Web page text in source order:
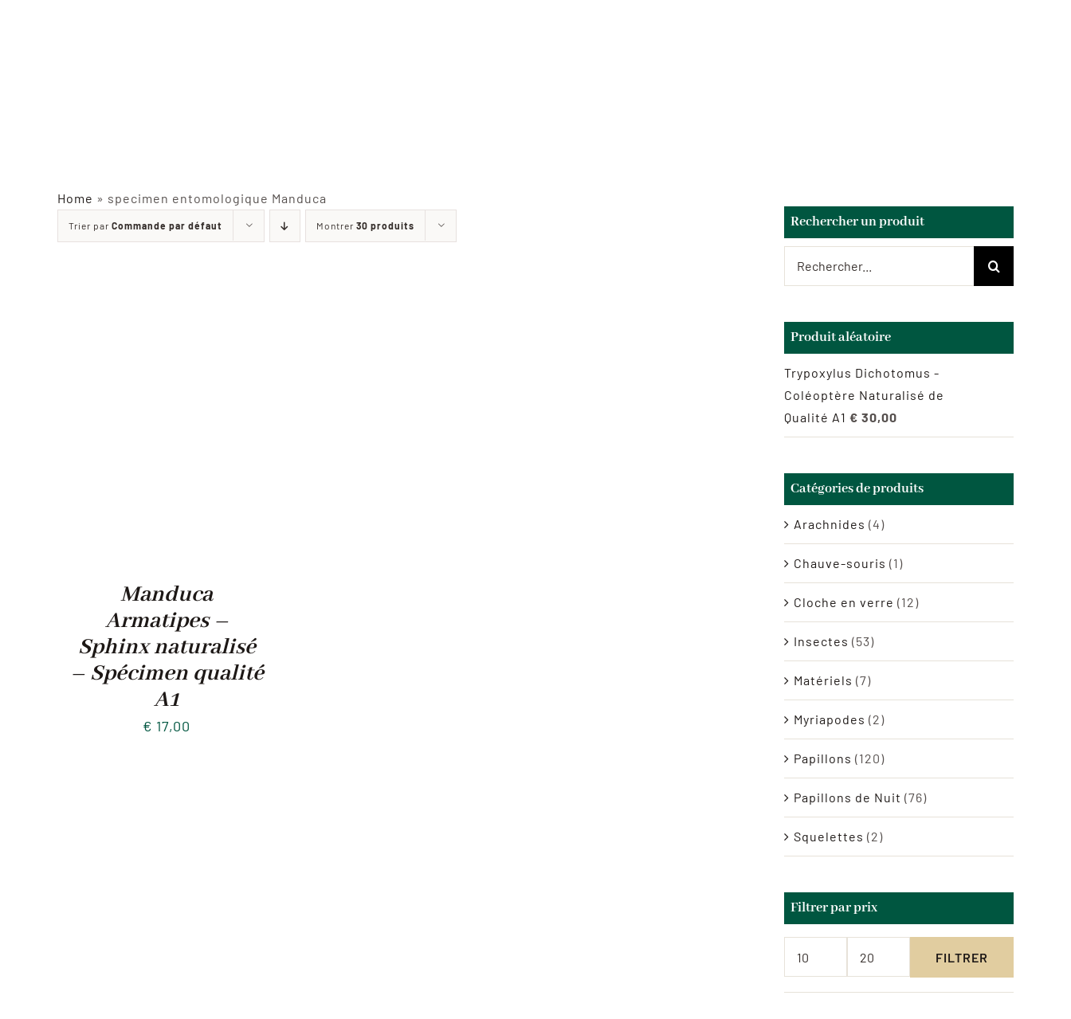
Home » specimen entomologique Manduca
Trier par Commande par défaut Montrer 30 produits
Manduca
Armatipes –
Sphinx naturalisé
– Spécimen qualité
A1
€ 17,00
Rechercher un produit
Produit aléatoire
Trypoxylus Dichotomus -
Coléoptère Naturalisé de
Qualité A1 € 30,00
Catégories de produits
Arachnides (4)
Chauve-souris (1)
Cloche en verre (12)
Insectes (53)
Matériels (7)
Myriapodes (2)
Papillons (120)
Papillons de Nuit (76)
Squelettes (2)
Filtrer par prix
Prix
min
Prix
max
FILTRER